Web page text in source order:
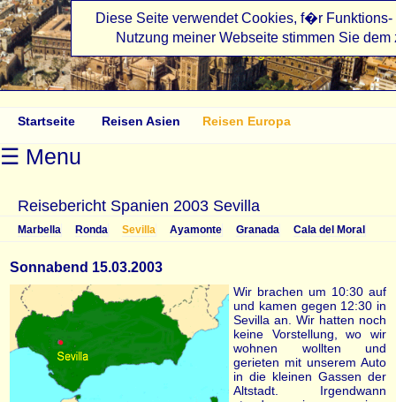
angelikasreisen.de
Startseite Reisen Asien Reisen Europa
☰ Menu
Reisebericht Spanien 2003 Sevilla
Marbella Ronda Sevilla Ayamonte Granada Cala del Moral
Sonnabend 15.03.2003
Wir brachen um 10:30 auf
und kamen gegen 12:30 in
Sevilla an. Wir hatten noch
keine Vorstellung, wo wir
wohnen wollten und
gerieten mit unserem Auto
in die kleinen Gassen der
Altstadt. Irgendwann
Diese Seite verwendet Cookies, f�r
Nutzung meiner Webseite stimmen Sie